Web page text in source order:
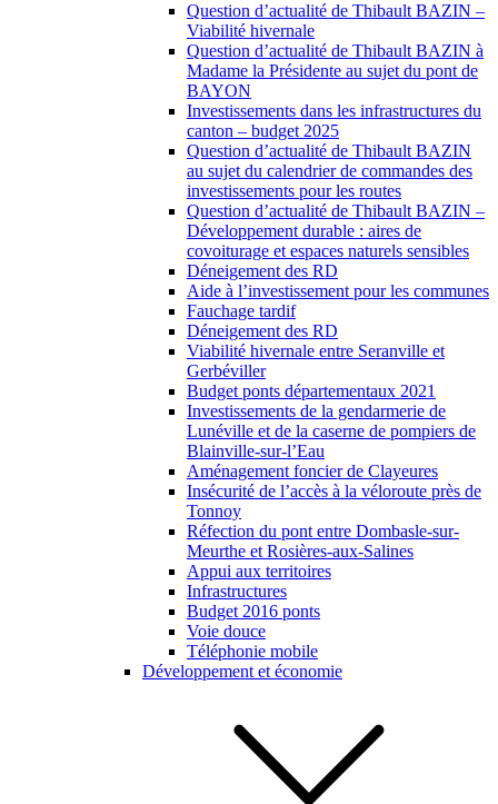
Question d’actualité de Thibault BAZIN –
Viabilité hivernale
Question d’actualité de Thibault BAZIN à
Madame la Présidente au sujet du pont de
BAYON
Investissements dans les infrastructures du
canton – budget 2025
Question d’actualité de Thibault BAZIN
au sujet du calendrier de commandes des
investissements pour les routes
Question d’actualité de Thibault BAZIN –
Développement durable : aires de
covoiturage et espaces naturels sensibles
Déneigement des RD
Aide à l’investissement pour les communes
Fauchage tardif
Déneigement des RD
Viabilité hivernale entre Seranville et
Gerbéviller
Budget ponts départementaux 2021
Investissements de la gendarmerie de
Lunéville et de la caserne de pompiers de
Blainville-sur-l’Eau
Aménagement foncier de Clayeures
Insécurité de l’accès à la véloroute près de
Tonnoy
Réfection du pont entre Dombasle-sur-
Meurthe et Rosières-aux-Salines
Appui aux territoires
Infrastructures
Budget 2016 ponts
Voie douce
Téléphonie mobile
Développement et économie